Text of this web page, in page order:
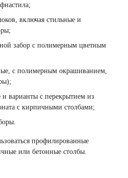
включая стильные и
забор с полимерным цветным
с полимерным окрашиванием,
варианты с перекрытием из
с кирпичными столбами;
профилированные
или бетонные столбы.